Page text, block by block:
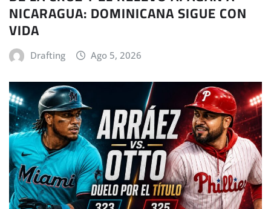
NICARAGUA: DOMINICANA SIGUE CON
VIDA
Drafting Ago 5, 2026